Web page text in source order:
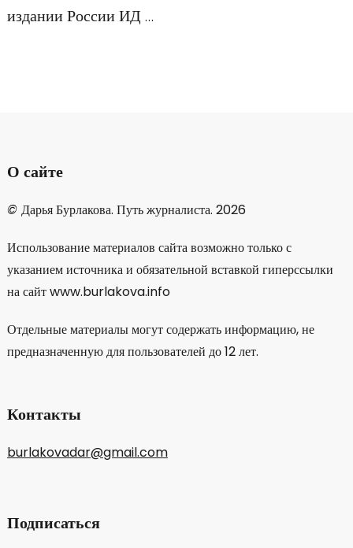
издании России ИД …
О сайте
© Дарья Бурлакова. Путь журналиста. 2026
Использование материалов сайта возможно только с
указанием источника и обязательной вставкой гиперссылки
на сайт www.burlakova.info
Отдельные материалы могут содержать информацию, не
предназначенную для пользователей до 12 лет.
Контакты
burlakovadar@gmail.com
Подписаться